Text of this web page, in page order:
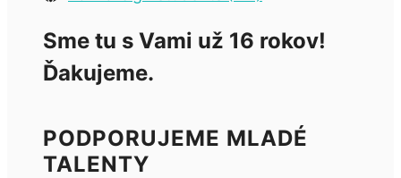
Sme tu s Vami už 16 rokov!
Ďakujeme.
PODPORUJEME MLADÉ
TALENTY